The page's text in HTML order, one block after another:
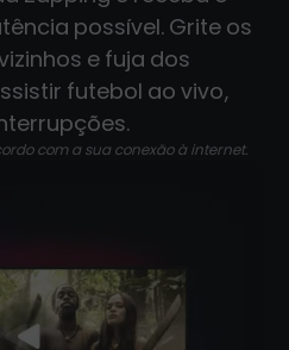
possível. Grite os
e fuja dos
futebol ao vivo,
com a sua conexão à internet.